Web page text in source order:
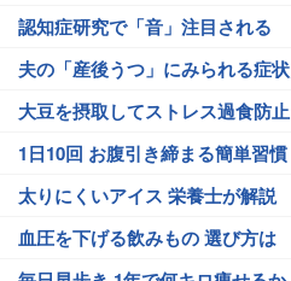
認知症研究で「音」注目される
夫の「産後うつ」にみられる症状
大豆を摂取してストレス過食防止
1日10回 お腹引き締まる簡単習慣
太りにくいアイス 栄養士が解説
血圧を下げる飲みもの 選び方は